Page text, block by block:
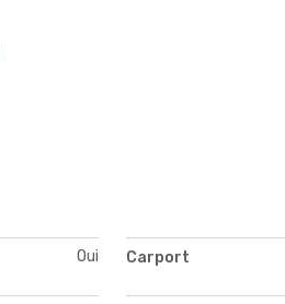
Oui Carport